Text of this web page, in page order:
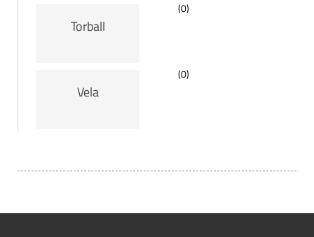
Torball
(0)
Vela
(0)